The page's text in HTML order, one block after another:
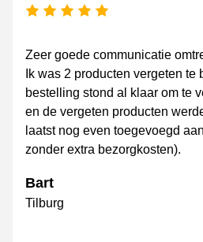
5 sterren
Zeer goede communicatie
Ik was 2 producten vergeten te
bestelling stond al klaar om te
en de vergeten producten
laatst nog even toegevoegd
zonder extra bezorgkosten).
Bart
Tilburg